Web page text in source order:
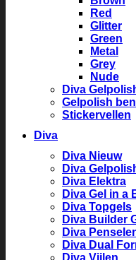
Red
Glitter
Green
Metal
Grey
Nude
Diva
Gelpolish
Stickervellen
Diva
Diva Nieuw
Diva
Diva Elektra
Diva Gel in a
Diva Topgels
Diva Builder
Diva
Diva Dual
Diva Vijlen